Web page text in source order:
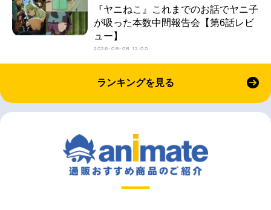
『ヤニねこ』これまでのお話でヤニ子
が吸った本数中間報告会【第6話レビ
ュー】
2026-08-08 12:00
ランキングを見る